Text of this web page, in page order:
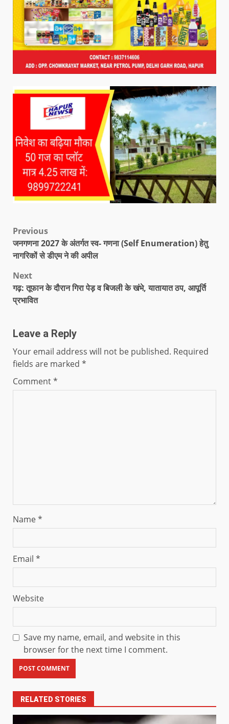
Previous
जनगणना 2027 के अंतर्गत स्व- गणना (Self Enumeration) हेतु
नागरिकों से डीएम ने की अपील
Next
गढ़: तूफान के दौरान गिरा पेड़ व बिजली के खंभे, यातायात ठप, आपूर्ति
प्रभावित
Leave a Reply
Your email address will not be published. Required
fields are marked *
Comment*
Name*
Email *
Website
Save my name, email, and website in this
browser for the next time I comment.
RELATED STORIES